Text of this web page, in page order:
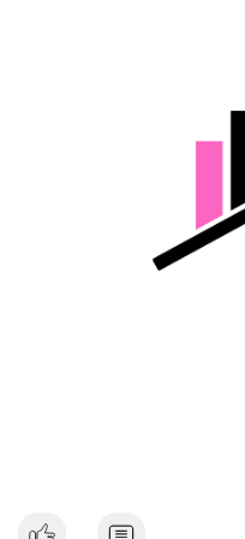
Lời khuyên cho nhà đầu tư
theo từ ví này. Tránh hành
rủi ro và không sử dụng